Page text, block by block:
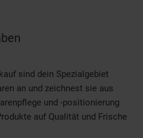
sind dein Spezialgebiet
an und zeichnest sie aus
und -positionierung
auf Qualität und Frische